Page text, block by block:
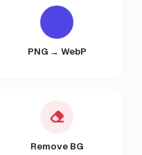
PNG → WebP
Remove BG